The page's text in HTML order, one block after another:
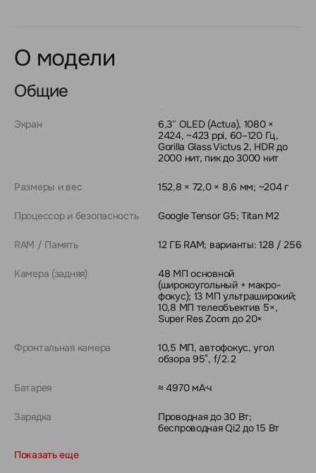
О модели
Общие
Экран
6,3″ OLED (Actua), 1080 ×
2424, ~423 ppi, 60–120 Гц,
Gorilla Glass Victus 2, HDR до
2000 нит, пик до 3000 нит
Размеры и вес 152,8 × 72,0 × 8,6 мм; ~204 г
Процессор и безопасность Google Tensor G5; Titan M2
RAM / Память 12 ГБ RAM; варианты: 128 / 256
Камера (задняя)
48 МП основной
(широкоугольный + макро-
фокус); 13 МП ультраширокий;
10,8 МП телеобъектив 5×,
Super Res Zoom до 20×
Фронтальная камера
10,5 МП, автофокус, угол
обзора 95°, f/2.2
Батарея ≈ 4970 мА·ч
Зарядка
Проводная до 30 Вт;
беспроводная Qi2 до 15 Вт
Показать еще